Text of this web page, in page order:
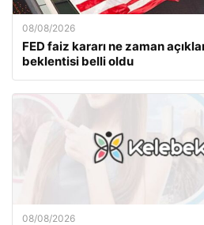
08/08/2026
FED faiz kararı ne zaman
beklentisi belli oldu
08/08/2026